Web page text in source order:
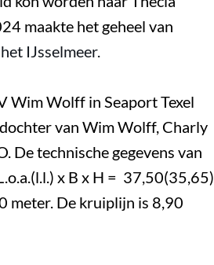
maakte het geheel van
IJsselmeer.
Wim Wolff in Seaport Texel
van Wim Wolff, Charly
De technische gegevens van
x B x H = 37,50(35,65)
meter. De kruiplijn is 8,90